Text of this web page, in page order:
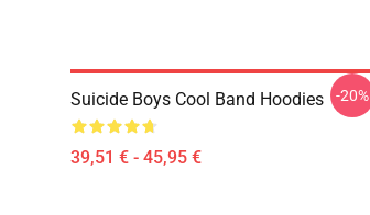
Suicide Boys Cool Band Hoodies
39,51 € - 45,95 €
-20%